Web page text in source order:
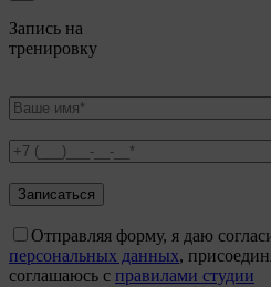
Запись на
тренировку
Отправляя форму, я даю
персональных данных,
соглашаюсь с правилами студии